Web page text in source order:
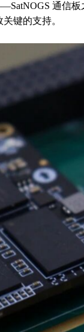
通信
键的支持。